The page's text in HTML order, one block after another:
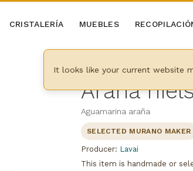
It looks like your current website
CRISTALERÍA MUEBLES
Araña
Aguamarina araña
SELECTED MURANO MAKER
Producer: Lavai
This item is handmade or